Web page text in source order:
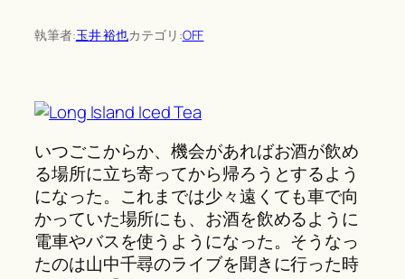
執筆者:玉井 裕也カテゴリ:OFF
いつごこからか、機会があればお酒が飲め
る場所に立ち寄ってから帰ろうとするよう
になった。これまでは少々遠くても車で向
かっていた場所にも、お酒を飲めるように
電車やバスを使うようになった。そうなっ
たのは山中千尋のライブを聞きに行った時